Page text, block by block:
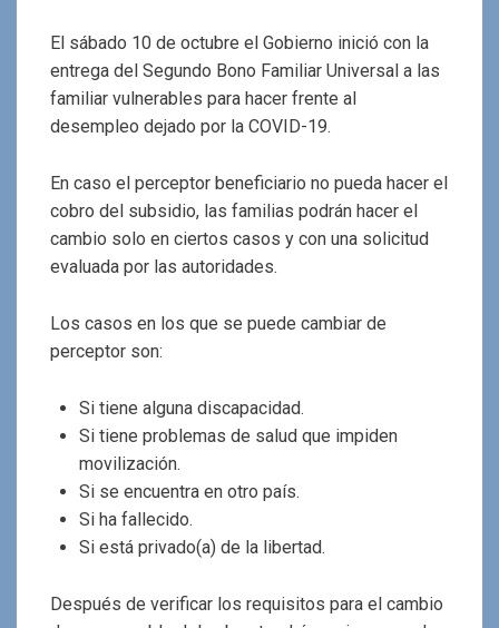
El sábado 10 de octubre el Gobierno inició con la
entrega del Segundo Bono Familiar Universal a las
familiar vulnerables para hacer frente al
desempleo dejado por la COVID-19.
En caso el perceptor beneficiario no pueda hacer el
cobro del subsidio, las familias podrán hacer el
cambio solo en ciertos casos y con una solicitud
evaluada por las autoridades.
Los casos en los que se puede cambiar de
perceptor son:
Si tiene alguna discapacidad.
Si tiene problemas de salud que impiden
movilización.
Si se encuentra en otro país.
Si ha fallecido.
Si está privado(a) de la libertad.
Después de verificar los requisitos para el cambio